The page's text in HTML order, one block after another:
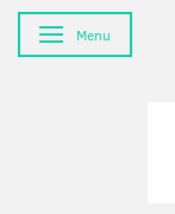
Toggle navigation
Menu